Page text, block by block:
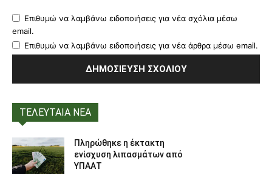
Επιθυμώ να λαμβάνω ειδοποιήσεις για νέα σχόλια μέσω
email.
Επιθυμώ να λαμβάνω ειδοποιήσεις για νέα άρθρα μέσω email.
ΤΕΛΕΥΤΑΙΑ ΝΕΑ
Πληρώθηκε η έκτακτη
ενίσχυση λιπασμάτων από
ΥΠΑΑΤ